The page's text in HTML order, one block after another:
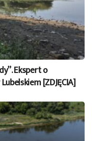
Ekspert o
[ZDJĘCIA]